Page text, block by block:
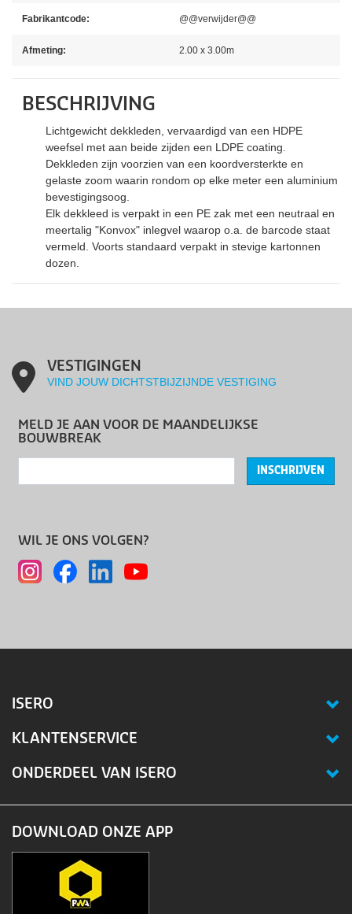
Fabrikantcode: @@verwijder@@
Afmeting: 2.00 x 3.00m
BESCHRIJVING
Lichtgewicht dekkleden, vervaardigd van een HDPE
weefsel met aan beide zijden een LDPE coating.
Dekkleden zijn voorzien van een koordversterkte en
gelaste zoom waarin rondom op elke meter een aluminium
bevestigingsoog.
Elk dekkleed is verpakt in een PE zak met een neutraal en
meertalig "Konvox" inlegvel waarop o.a. de barcode staat
vermeld. Voorts standaard verpakt in stevige kartonnen
dozen.
VESTIGINGEN
VIND JOUW DICHTSTBIJZIJNDE VESTIGING
MELD JE AAN VOOR DE MAANDELIJKSE
BOUWBREAK
INSCHRIJVEN
WIL JE ONS VOLGEN?
ISERO
KLANTENSERVICE
ONDERDEEL VAN ISERO
DOWNLOAD ONZE APP